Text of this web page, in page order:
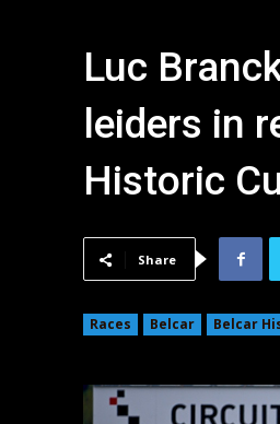
Luc
leiders in
Historic
Share
Races Belcar Belcar